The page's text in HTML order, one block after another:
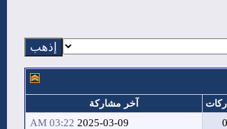
آخر مشاركة
0
2025-03-09
03:22 AM